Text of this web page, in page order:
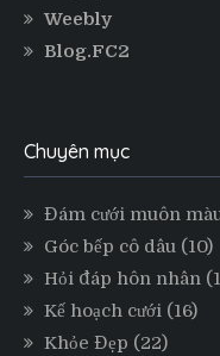
Weebly
Blog.FC2
Chuyên mục
Đám cưới muôn
Góc bếp cô dâu (10)
Hỏi đáp hôn nhân
Kế hoạch cưới (16)
Khỏe Đẹp (22)